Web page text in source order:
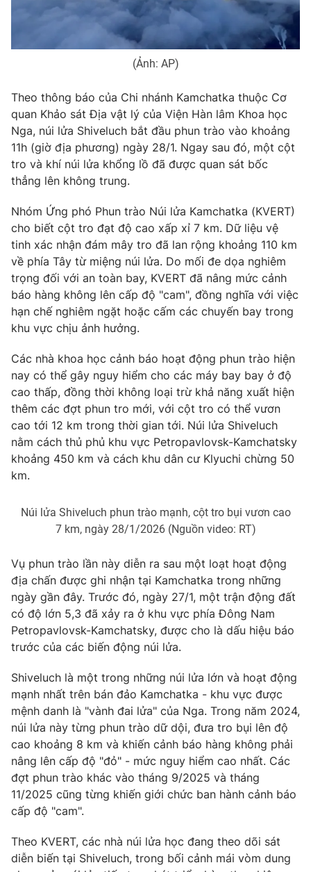
Giải sao mai
Âm nhạc
Làm đẹp
Học trực tuyến
Hitech Công nghệ tương lai
Sản phẩm
Thị trường
Tư vấn
Giao lưu trực tuyến
Lịch phát sóng
Chuyên mục khác
Emagazine Podcast
Photo Infographic
Video Shorts video
VTV Money VTV Thể thao
VTV Sức khoẻ Bất động sản
Thị trường 24h Tấm lòng Việt
VTV4
VTV9 VTV8
THỜI BÁO VTV
Theo dõi báo trên
Cơ quan chủ quản: Đài Truyền hình Việt Nam
Cơ quan báo chí: Thời báo VTV
Giấy phép hoạt động báo in và báo điện tử số 483/GP-BTTTT
cấp ngày 29/12/2023
Tổng Biên tập:Vũ Thanh Thủy
Nguyễn Trọng Ninh
Tổng đài VTV: 024.38 355 931 - 024.38 355 932
(Ảnh: AP)
Theo thông báo của Chi nhánh Kamchatka thuộc Cơ
quan Khảo sát Địa vật lý của Viện Hàn lâm Khoa học
Nga, núi lửa Shiveluch bắt đầu phun trào vào khoảng
11h (giờ địa phương) ngày 28/1. Ngay sau đó, một cột
tro và khí núi lửa khổng lồ đã được quan sát bốc
thẳng lên không trung.
Nhóm Ứng phó Phun trào Núi lửa Kamchatka (KVERT)
cho biết cột tro đạt độ cao xấp xỉ 7 km. Dữ liệu vệ
tinh xác nhận đám mây tro đã lan rộng khoảng 110 km
về phía Tây từ miệng núi lửa. Do mối đe dọa nghiêm
trọng đối với an toàn bay, KVERT đã nâng mức cảnh
báo hàng không lên cấp độ "cam", đồng nghĩa với việc
hạn chế nghiêm ngặt hoặc cấm các chuyến bay trong
khu vực chịu ảnh hưởng.
Các nhà khoa học cảnh báo hoạt động phun trào hiện
nay có thể gây nguy hiểm cho các máy bay bay ở độ
cao thấp, đồng thời không loại trừ khả năng xuất hiện
thêm các đợt phun tro mới, với cột tro có thể vươn
cao tới 12 km trong thời gian tới. Núi lửa Shiveluch
nằm cách thủ phủ khu vực Petropavlovsk-Kamchatsky
khoảng 450 km và cách khu dân cư Klyuchi chừng 50
km.
Núi lửa Shiveluch phun trào mạnh, cột tro bụi vươn cao
7 km, ngày 28/1/2026 (Nguồn video: RT)
Vụ phun trào lần này diễn ra sau một loạt hoạt động
địa chấn được ghi nhận tại Kamchatka trong những
ngày gần đây. Trước đó, ngày 27/1, một trận động đất
có độ lớn 5,3 đã xảy ra ở khu vực phía Đông Nam
Petropavlovsk-Kamchatsky, được cho là dấu hiệu báo
trước của các biến động núi lửa.
Shiveluch là một trong những núi lửa lớn và hoạt động
mạnh nhất trên bán đảo Kamchatka - khu vực được
mệnh danh là "vành đai lửa" của Nga. Trong năm 2024,
núi lửa này từng phun trào dữ dội, đưa tro bụi lên độ
cao khoảng 8 km và khiến cảnh báo hàng không phải
nâng lên cấp độ "đỏ" - mức nguy hiểm cao nhất. Các
đợt phun trào khác vào tháng 9/2025 và tháng
11/2025 cũng từng khiến giới chức ban hành cảnh báo
cấp độ "cam".
Theo KVERT, các nhà núi lửa học đang theo dõi sát
diễn biến tại Shiveluch, trong bối cảnh mái vòm dung